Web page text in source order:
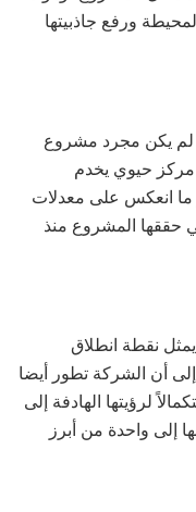
ورفع جاذبيتها
يارد 1” بمدينة 6 أكتوبر لم يكن مجرد مشروع
حيوي يخدم
ما انعكس على معدلات
حققها المشروع منذ
النجاح الذي حققه “بارك يارد 1” يمثل نقطة انطلاق
أن الشركة تطور أيضا
استكمالاً لرؤيتها الهادفة إلى
إلى واحدة من أبرز